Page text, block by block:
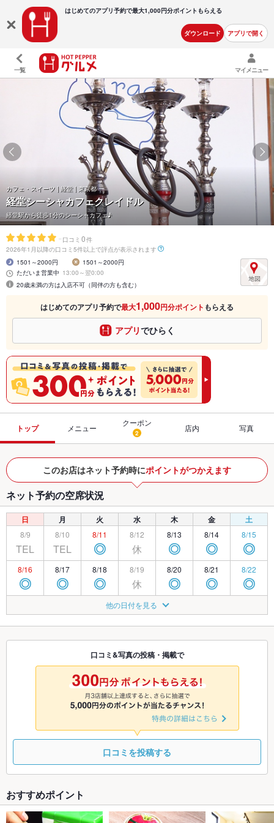
はじめてのアプリ予約で最大1,000円分ポイントもらえる
ダウンロード アプリで開く
一覧 マイメニュー
カフェ・スイーツ | 経堂 | 東京都
経堂シーシャカフェクレイドル
経堂駅から徒歩1分のシーシャカフェ♪
- 口コミ 0件
2026年1月以降の口コミ5件以上で評点が表示されます
1501～2000円
1501～2000円
ただいま営業中 13:00～翌0:00
20歳未満の方は入店不可（同伴の方も含む）
はじめてのアプリ予約で最大1,000円分ポイント もらえる
アプリでひらく
トップ メニュー
クーポン
2 店内 写真
このお店はネット予約時にポイントがつかえます
ネット予約の空席状況
日 月 火 水 木 金 土
8/9
TEL
8/10
TEL
8/11
◎
8/12
休
8/13
◎
8/14
◎
8/15
◎
8/16
◎
8/17
◎
8/18
◎
8/19
休
8/20
◎
8/21
◎
8/22
◎
◎ ◎
8/25
◎
8/26
休
8/27
◎ ◎ ◎
8/30 8/31 9/1
◎
9/2
休
9/3
◎
9/4 9/5
9/8
◎ 休 ◎ ◎
他の日付を見る
口コミ&写真の投稿・掲載で
口コミを投稿する
おすすめポイント